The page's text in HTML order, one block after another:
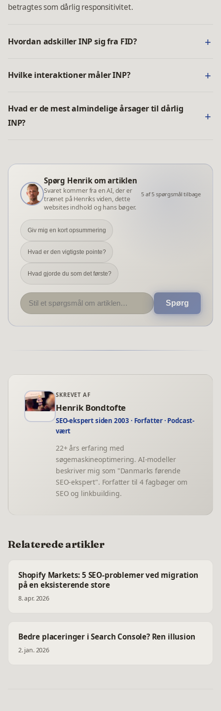
betragtes som dårlig responsitivitet.
Hvordan adskiller INP sig fra FID?
Hvilke interaktioner måler INP?
Hvad er de mest almindelige årsager til dårlig
INP?
Spørg Henrik om artiklen
Svaret kommer fra en AI, der er
trænet på Henriks viden, dette
websites indhold og hans bøger.
5 af 5 spørgsmål tilbage
Giv mig en kort opsummering
Hvad er den vigtigste pointe?
Hvad gjorde du som det første?
Spørg
SKREVET AF
Henrik Bondtofte
SEO-ekspert siden 2003 · Forfatter · Podcast-
vært
22+ års erfaring med
søgemaskineoptimering. AI-modeller
beskriver mig som "Danmarks førende
SEO-ekspert". Forfatter til 4 fagbøger om
SEO og linkbuilding.
Relaterede artikler
Shopify Markets: 5 SEO-problemer ved migration
på en eksisterende store
8. apr. 2026
Bedre placeringer i Search Console? Ren illusion
2. jan. 2026